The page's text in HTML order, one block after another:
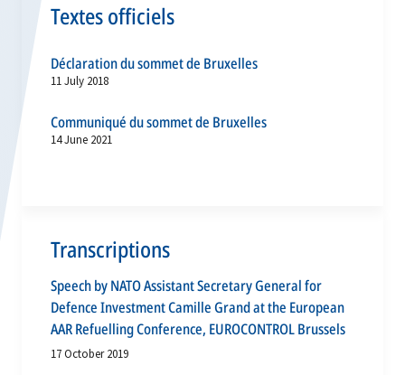
Textes officiels
Déclaration du sommet de Bruxelles
11 July 2018
Communiqué du sommet de Bruxelles
14 June 2021
Transcriptions
Speech by NATO Assistant Secretary General for
Defence Investment Camille Grand at the European
AAR Refuelling Conference, EUROCONTROL Brussels
17 October 2019